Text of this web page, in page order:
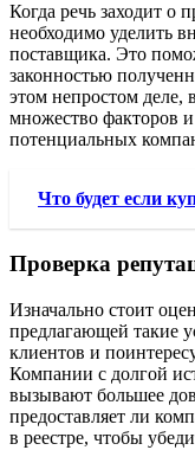
Когда речь заходит о
необходимо уделить
поставщика. Это
законностью
этом непростом деле,
множество факторов
потенциальных
Что будет если
Проверка
Изначально стоит
предлагающей такие
клиентов и
Компании с долгой
вызывают большее
предоставляет ли
в реестре, чтобы